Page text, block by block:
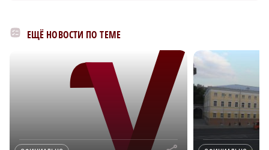
ЕЩЁ НОВОСТИ ПО ТЕМЕ